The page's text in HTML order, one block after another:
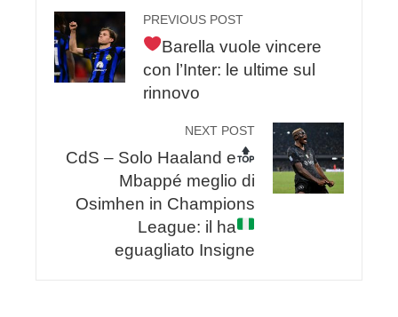
PREVIOUS POST
Barella vuole vincere
con l’Inter: le ultime sul
rinnovo
NEXT POST
CdS – Solo Haaland e
Mbappé meglio di
Osimhen in Champions
League: il ha
eguagliato Insigne